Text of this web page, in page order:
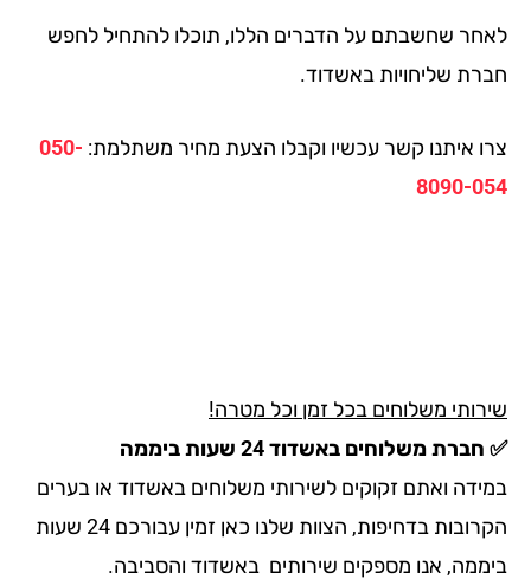
שחשבתם על הדברים הללו, תוכלו להתחיל לחפש
שליחויות באשדוד.
איתנו קשר עכשיו וקבלו הצעת מחיר משתלמת:050-
8090-
משלוחים בכל זמן וכל מטרה!
משלוחים באשדוד 24 שעות ביממה
ואתם זקוקים לשירותי משלוחים באשדוד או בערים
הקרובות בדחיפות, הצוות שלנו כאן זמין עבורכם 24 שעות
אנו מספקים שירותים באשדוד והסביבה.